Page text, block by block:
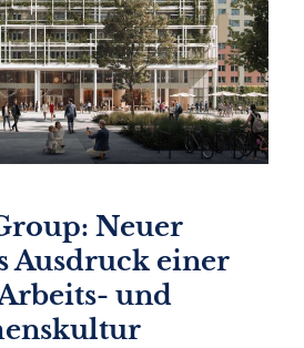
Neuer
Ausdruck einer
und